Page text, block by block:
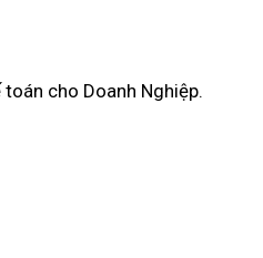
cho Doanh Nghiệp.